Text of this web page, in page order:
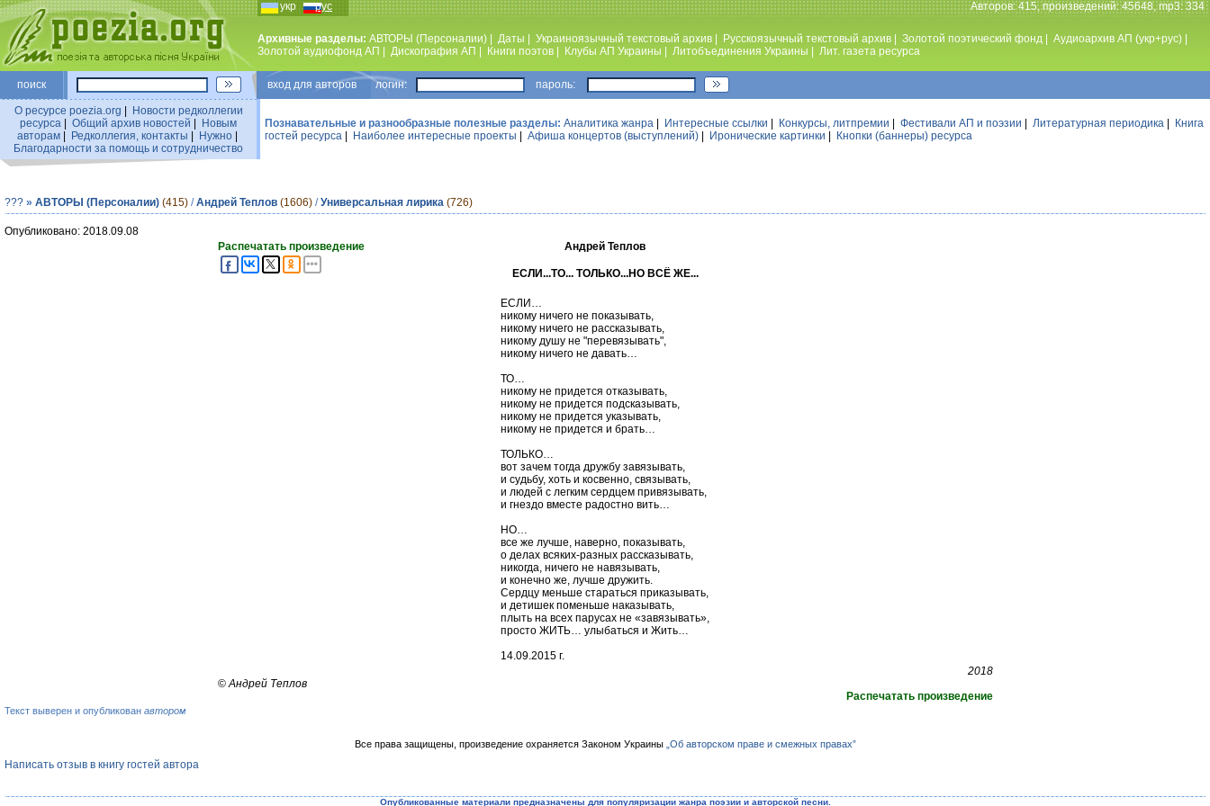
укр рус Авторов: 415, произведений: 45648, mp3: 334
Архивные разделы: АВТОРЫ (Персоналии) Даты Украиноязычный текстовый архив Русскоязычный текстовый архив Золотой поэтический фонд Аудиоархив АП (укр+рус)
Золотой аудиофонд АП
Дискография АП Книги поэтов Клубы АП Украины Литобъединения Украины Лит. газета ресурса
поиск вход для авторов логин: пароль:
О ресурсе poezia.org
Новости редколлегии
ресурса
Общий архив новостей
Новым
авторам| Редколлегия, контакты Нужно|
Благодарности за помощь и сотрудничество
Познавательные и разнообразные полезные разделы: Аналитика жанра Интересные ссылки Конкурсы, литпремии Фестивали АП и поэзии Литературная периодика
Книга
гостей ресурса
Наиболее интересные проекты Афиша концертов (выступлений) Иронические картинки Кнопки (баннеры) ресурса
??? » АВТОРЫ (Персоналии) (415) /Андрей Теплов (1606) /Универсальная лирика (726)
Опубликовано: 2018.09.08
Распечатать произведение
Андрей Теплов
ЕСЛИ...ТО... ТОЛЬКО...НО ВСЁ ЖЕ...
ЕСЛИ…
никому ничего не показывать,
никому ничего не рассказывать,
никому душу не "перевязывать",
никому ничего не давать…
ТО…
никому не придется отказывать,
никому не придется подсказывать,
никому не придется указывать,
никому не придется и брать…
ТОЛЬКО…
вот зачем тогда дружбу завязывать,
и судьбу, хоть и косвенно, связывать,
и людей с легким сердцем привязывать,
и гнездо вместе радостно вить…
НО…
все же лучше, наверно, показывать,
о делах всяких-разных рассказывать,
никогда, ничего не навязывать,
и конечно же, лучше дружить.
Сердцу меньше стараться приказывать,
и детишек поменьше наказывать,
плыть на всех парусах не «завязывать»,
просто ЖИТЬ… улыбаться и Жить…
14.09.2015 г.
2018
©Андрей Теплов
Распечатать произведение
Текст выверен и опубликован автором
Все права защищены, произведение охраняется Законом Украины „Об авторском праве и смежных правах”
Написать отзыв в книгу гостей автора
Опубликованные материали предназначены для популяризации жанра поэзии и авторской песни.